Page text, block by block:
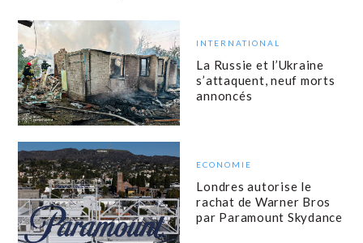
INTERNATIONAL
La Russie et l’Ukraine
s’attaquent, neuf morts
annoncés
ECONOMIE
Londres autorise le
rachat de Warner Bros
par Paramount Skydance